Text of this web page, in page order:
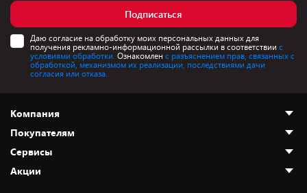
Подписаться
Даю согласие на обработку моих персональных данных для
получения рекламно-информационной рассылки в соответствии с
условиями обработки. Ознакомлен с разъяснением прав, связанных с
обработкой, механизмом их реализации, последствиями дачи
согласия или отказа.
Компания
О нас
Адреса магазинов
Новости
Покупателям
Как сделать заказ
Оплата и доставка
Сервисы
Акции